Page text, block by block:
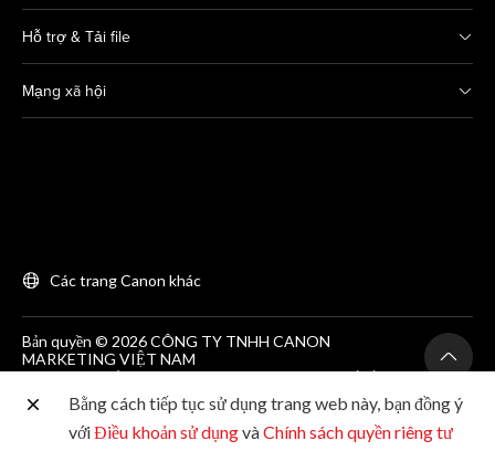
Hỗ trợ & Tải file
Mạng xã hội
Các trang Canon khác
Bản quyền © 2026 CÔNG TY TNHH CANON
MARKETING VIỆT NAM
GCNĐKDN số 0311869297, do SKH&DT HCM cấp lần
đầu ngày 25/06/2012
Phòng 203, Tầng 2, Tòa nhà Zen Plaza, 54-56 Nguyễn
Trãi, Quận 1, Thành phố Hồ Chí Minh. Tel: (+84-28)
Bằng cách tiếp tục sử dụng trang web này, bạn đồng ý
vớiĐiều khoản sử dụngvàChính sách quyền riêng tư